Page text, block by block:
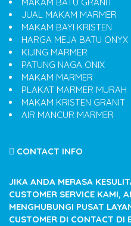
MAKAM BATU GRANIT
JUAL MAKAM MARMER
MAKAM BAYI KRISTEN
HARGA MEJA BATU ONYX
KIJING MARMER
PATUNG NAGA ONIX
MAKAM MARMER
PLAKAT MARMER MURAH
MAKAM KRISTEN GRANIT
AIR MANCUR MARMER
CONTACT INFO
JIKA ANDA MERASA
CUSTOMER SERVICE KAMI,
MENGHUBUNGI PUSAT
CUSTOMER DI CONTACT DI